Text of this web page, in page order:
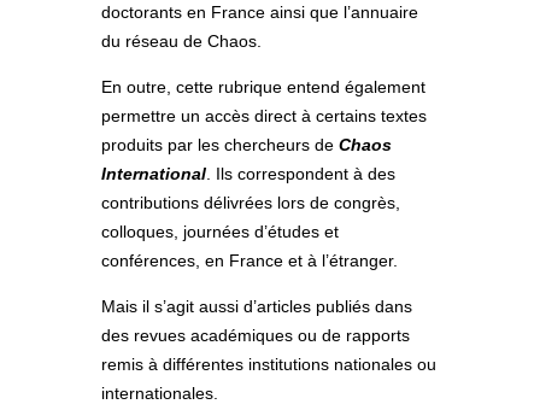
doctorants en France ainsi que l’annuaire
du réseau de Chaos.
En outre, cette rubrique entend également
permettre un accès direct à certains textes
produits par les chercheurs de Chaos
International . Ils correspondent à des
contributions délivrées lors de congrès,
colloques, journées d’études et
conférences, en France et à l’étranger.
Mais il s’agit aussi d’articles publiés dans
des revues académiques ou de rapports
remis à différentes institutions nationales ou
internationales.